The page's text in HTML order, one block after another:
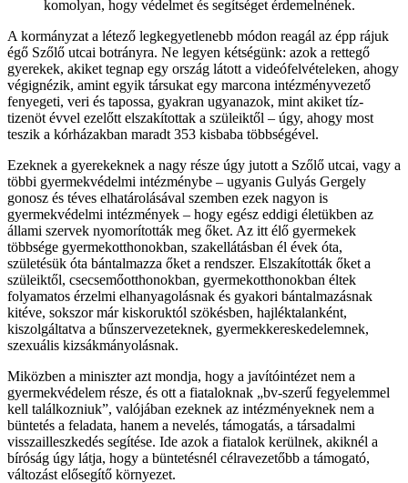
komolyan, hogy védelmet és segítséget érdemelnének.
A kormányzat a létező legkegyetlenebb módon reagál az épp rájuk
égő Szőlő utcai botrányra. Ne legyen kétségünk: azok a rettegő
gyerekek, akiket tegnap egy ország látott a videófelvételeken, ahogy
végignézik, amint egyik társukat egy marcona intézményvezető
fenyegeti, veri és tapossa, gyakran ugyanazok, mint akiket tíz-
tizenöt évvel ezelőtt elszakítottak a szüleiktől – úgy, ahogy most
teszik a kórházakban maradt 353 kisbaba többségével.
Ezeknek a gyerekeknek a nagy része úgy jutott a Szőlő utcai, vagy a
többi gyermekvédelmi intézménybe – ugyanis Gulyás Gergely
gonosz és téves elhatárolásával szemben ezek nagyon is
gyermekvédelmi intézmények – hogy egész eddigi életükben az
állami szervek nyomorították meg őket. Az itt élő gyermekek
többsége gyermekotthonokban, szakellátásban él évek óta,
születésük óta bántalmazza őket a rendszer. Elszakították őket a
szüleiktől, csecsemőotthonokban, gyermekotthonokban éltek
folyamatos érzelmi elhanyagolásnak és gyakori bántalmazásnak
kitéve, sokszor már kiskoruktól szökésben, hajléktalanként,
kiszolgáltatva a bűnszervezeteknek, gyermekkereskedelemnek,
szexuális kizsákmányolásnak.
Miközben a miniszter azt mondja, hogy a javítóintézet nem a
gyermekvédelem része, és ott a fiataloknak „bv-szerű fegyelemmel
kell találkozniuk”, valójában ezeknek az intézményeknek nem a
büntetés a feladata, hanem a nevelés, támogatás, a társadalmi
visszailleszkedés segítése. Ide azok a fiatalok kerülnek, akiknél a
bíróság úgy látja, hogy a büntetésnél célravezetőbb a támogató,
változást elősegítő környezet.